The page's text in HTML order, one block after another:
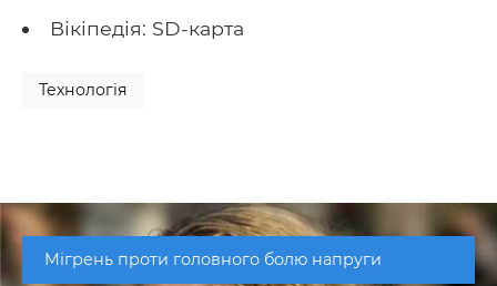
Вікіпедія: SD-карта
Технологія
Мігрень проти головного болю напруги